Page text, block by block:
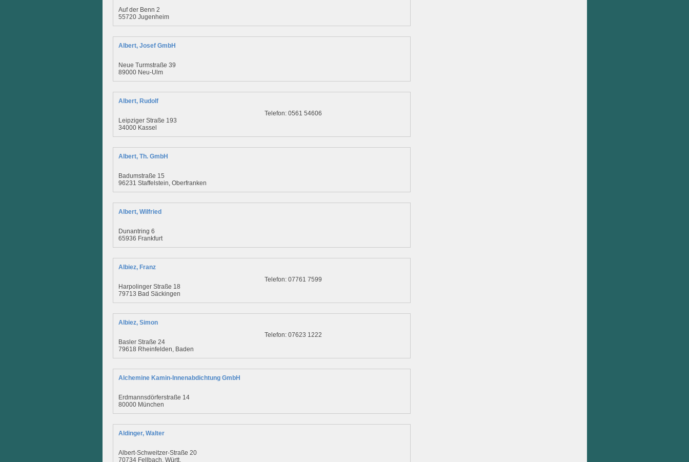
Auf der Benn 2
55720 Jugenheim
Albert, Josef GmbH
Neue Turmstraße 39
89000 Neu-Ulm
Albert, Rudolf
Leipziger Straße 193
34000 Kassel
Telefon: 0561 54606
Albert, Th. GmbH
Badumstraße 15
96231 Staffelstein, Oberfranken
Albert, Wilfried
Dunantring 6
65936 Frankfurt
Albiez, Franz
Harpolinger Straße 18
79713 Bad Säckingen
Telefon: 07761 7599
Albiez, Simon
Basler Straße 24
79618 Rheinfelden, Baden
Telefon: 07623 1222
Alchemine Kamin-Innenabdichtung GmbH
Erdmannsdörferstraße 14
80000 München
Aldinger, Walter
Albert-Schweitzer-Straße 20
70734 Fellbach, Württ.